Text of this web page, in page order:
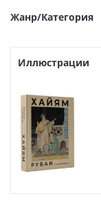
Тираж:
Артикул:
В продаже с:
Жанр/Категория
Иллюстрации